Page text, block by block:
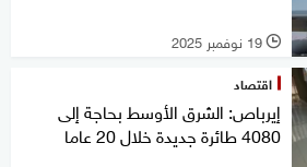
l 19 نوفمبر 2025
اقتصاد
إيرباص: الشرق الأوسط بحاجة إلى
4080 طائرة جديدة خلال 20 عاما